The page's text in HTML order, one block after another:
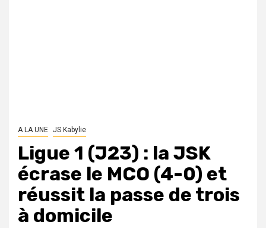
A LA UNE JS Kabylie
Ligue 1 (J23) : la JSK
écrase le MCO (4-0) et
réussit la passe de trois
à domicile